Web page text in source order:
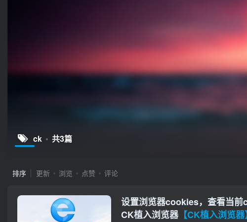
ck 共3篇
排序 更新 浏览 点赞 评论
设置浏览器cookies，查看当前
CK植入浏览器【CK植入浏览器